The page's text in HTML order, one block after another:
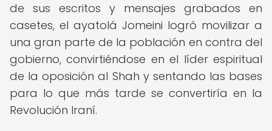
de sus escritos y mensajes grabados en
casetes, el ayatolá Jomeini logró movilizar a
una gran parte de la población en contra del
gobierno, convirtiéndose en el líder espiritual
de la oposición al Shah y sentando las bases
para lo que más tarde se convertiría en la
Revolución Iraní.